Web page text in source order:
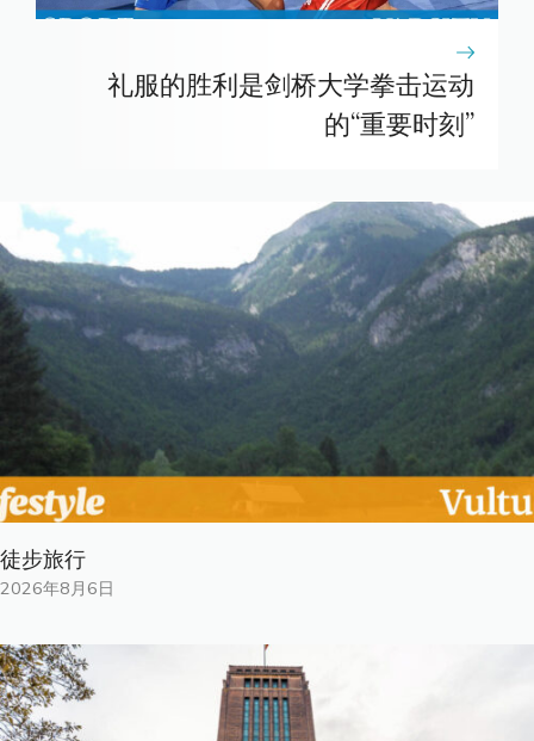
礼服的胜利是剑桥大学拳击运动
的“重要时刻”
徒步旅行
2026年8月6日